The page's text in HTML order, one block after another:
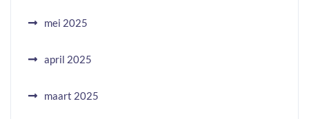
mei 2025
april 2025
maart 2025